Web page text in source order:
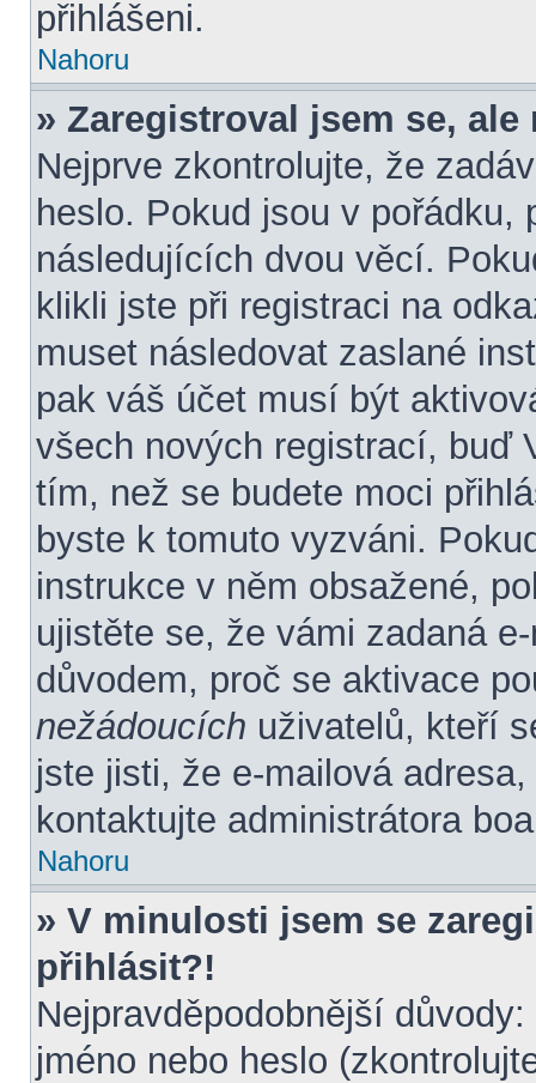
přihlášeni.
Nahoru
» Zaregistroval jsem se,
Nejprve zkontrolujte, že
heslo. Pokud jsou v pořádku,
následujících dvou věcí.
klikli jste při registraci na
muset následovat zaslané
pak váš účet musí být
všech nových registrací, buď
tím, než se budete moci
byste k tomuto vyzváni.
instrukce v něm obsažené,
ujistěte se, že vámi zadaná
důvodem, proč se aktivace
nežádoucích uživatelů, kteří
jste jisti, že e-mailová
kontaktujte administrátora
Nahoru
» V minulosti jsem se
přihlásit?!
Nejpravděpodobnější
jméno nebo heslo